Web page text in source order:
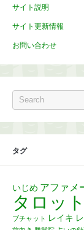
サイト説明
サイト更新情報
お問い合わせ
タグ
いじめ アファメ
タロッ
ブチャット レイキ